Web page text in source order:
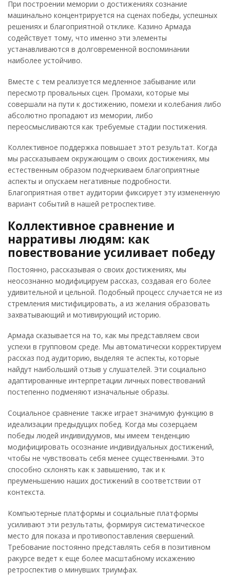
При построении мемории о достижениях сознание
машинально концентрируется на сценах победы, успешных
решениях и благоприятной отклике. Казино Армада
содействует тому, что именно эти элементы
устанавливаются в долговременной воспоминании
наиболее устойчиво.
Вместе с тем реализуется медленное забывание или
пересмотр провальных сцен. Промахи, которые мы
совершали на пути к достижению, помехи и колебания либо
абсолютно пропадают из мемории, либо
переосмысливаются как требуемые стадии постижения.
Коллективное поддержка повышает этот результат. Когда
мы рассказываем окружающим о своих достижениях, мы
естественным образом подчеркиваем благоприятные
аспекты и опускаем негативные подробности.
Благоприятная ответ аудитории фиксирует эту измененную
вариант событий в нашей ретроспективе.
Коллективное сравнение и
нарративы людям: как
повествование усиливает победу
Постоянно, рассказывая о своих достижениях, мы
неосознанно модифицируем рассказ, создавая его более
удивительной и цельной. Подобный процесс случается не из
стремления мистифицировать, а из желания образовать
захватывающий и мотивирующий историю.
Армада сказывается на то, как мы представляем свои
успехи в групповом среде. Мы автоматически корректируем
рассказ под аудиторию, выделяя те аспекты, которые
найдут наибольший отзыв у слушателей. Эти социально
адаптированные интерпретации личных повествований
постепенно подменяют изначальные образы.
Социальное сравнение также играет значимую функцию в
идеализации предыдущих побед. Когда мы созерцаем
победы людей индивидуумов, мы имеем тенденцию
модифицировать осознание индивидуальных достижений,
чтобы не чувствовать себя менее существенными. Это
способно склонять как к завышению, так и к
преуменьшению наших достижений в соответствии от
контекста.
Компьютерные платформы и социальные платформы
усиливают эти результаты, формируя систематическое
место для показа и противопоставления свершений.
Требование постоянно представлять себя в позитивном
ракурсе ведет к еще более масштабному искажению
ретроспектив о минувших триумфах.